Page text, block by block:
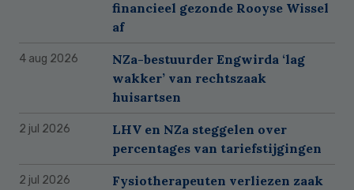
financieel gezonde Rooyse Wissel
af
4 aug 2026
NZa-bestuurder Engwirda ‘lag
wakker’ van rechtszaak
huisartsen
2 jul 2026
LHV en NZa steggelen over
percentages van tariefstijgingen
2 jul 2026
Fysiotherapeuten verliezen zaak